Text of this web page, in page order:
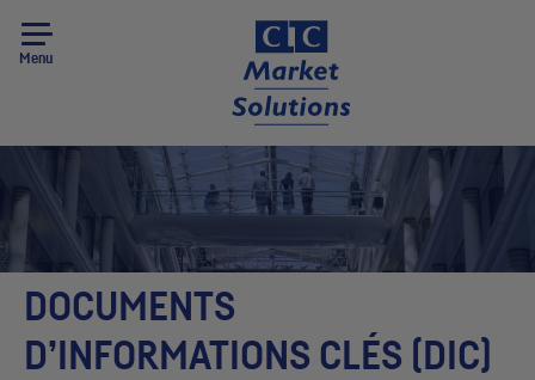
Menu
DOCUMENTS
D’INFORMATIONS CLÉS ( DIC)